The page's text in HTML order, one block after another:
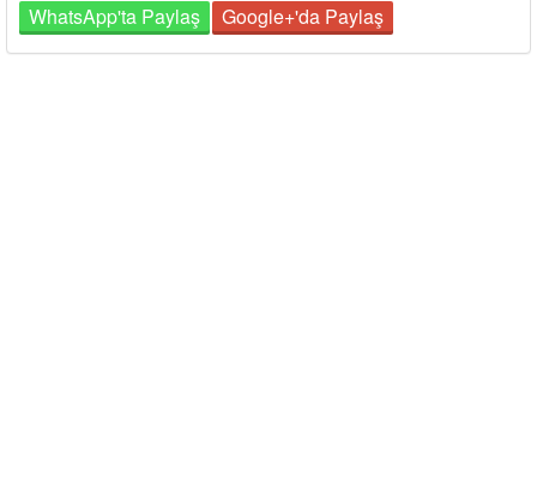
WhatsApp'ta Paylaş
Google+'da Paylaş